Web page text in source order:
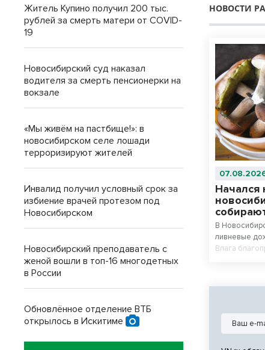
НОВОСТИ
Начался
В
ливневые
Влага
Житель Купино получил 200 тыс.
рублей за смерть матери от COVID-
19
Новосибирский суд наказал
водителя за смерть пенсионерки на
вокзале
«Мы живём на пастбище!»: в
новосибирском селе лошади
терроризируют жителей
Инвалид получил условный срок за
избиение врачей протезом под
Новосибирском
Новосибирский преподаватель с
женой вошли в топ-16 многодетных
в России
Обновлённое отделение ВТБ
открылось в Искитиме